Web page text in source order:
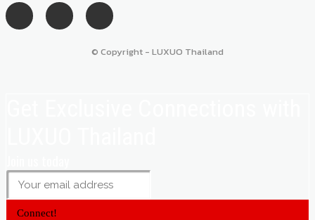
© Copyright - LUXUO Thailand
Connect!